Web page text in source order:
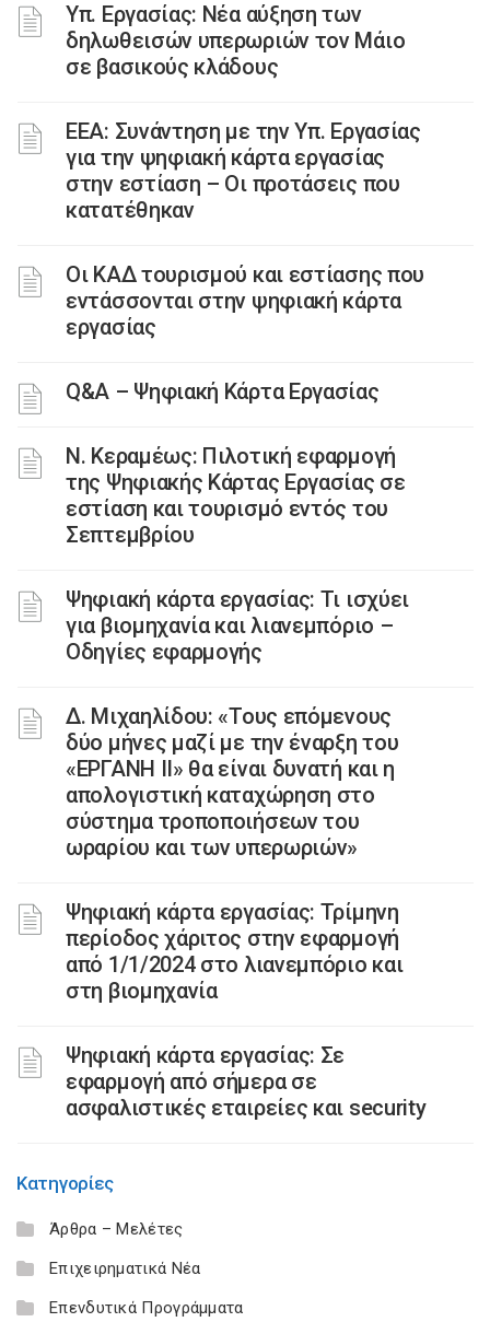
Υπ. Εργασίας: Νέα αύξηση των
δηλωθεισών υπερωριών τον Μάιο
σε βασικούς κλάδους
ΕΕΑ: Συνάντηση με την Υπ. Εργασίας
για την ψηφιακή κάρτα εργασίας
στην εστίαση – Οι προτάσεις που
κατατέθηκαν
Οι ΚΑΔ τουρισμού και εστίασης που
εντάσσονται στην ψηφιακή κάρτα
εργασίας
Q&A – Ψηφιακή Κάρτα Εργασίας
Ν. Κεραμέως: Πιλοτική εφαρμογή
της Ψηφιακής Κάρτας Εργασίας σε
εστίαση και τουρισμό εντός του
Σεπτεμβρίου
Ψηφιακή κάρτα εργασίας: Τι ισχύει
για βιομηχανία και λιανεμπόριο –
Οδηγίες εφαρμογής
Δ. Μιχαηλίδου: «Τους επόμενους
δύο μήνες μαζί με την έναρξη του
«ΕΡΓΑΝΗ ΙΙ» θα είναι δυνατή και η
απολογιστική καταχώρηση στο
σύστημα τροποποιήσεων του
ωραρίου και των υπερωριών»
Ψηφιακή κάρτα εργασίας: Τρίμηνη
περίοδος χάριτος στην εφαρμογή
από 1/1/2024 στο λιανεμπόριο και
στη βιομηχανία
Ψηφιακή κάρτα εργασίας: Σε
εφαρμογή από σήμερα σε
ασφαλιστικές εταιρείες και security
Κατηγορίες
Άρθρα – Μελέτες
Επιχειρηματικά Νέα
Επενδυτικά Προγράμματα